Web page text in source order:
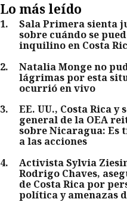
Lo más leído
1.
Sala Primera sienta
sobre cuándo se
inquilino en Costa
2.
Natalia Monge no
lágrimas por esta
ocurrió en vivo
3.
EE. UU., Costa Rica y
general de la OEA
sobre Nicaragua: Es
a las acciones
4.
Activista Sylvia
Rodrigo Chaves,
de Costa Rica por
política y amenazas